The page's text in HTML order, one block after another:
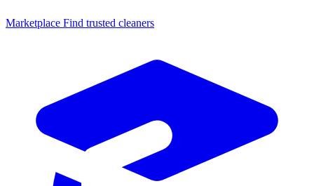
Marketplace Find trusted cleaners